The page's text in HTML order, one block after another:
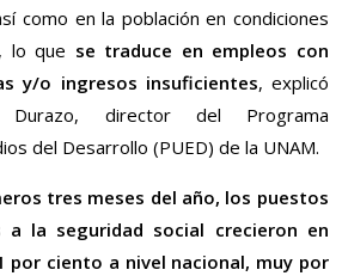
como en la población en condiciones
lo que se traduce en empleos con
y/o ingresos insuficientes, explicó
Durazo, director del Programa
del Desarrollo (PUED) de la UNAM.
tres meses del año, los puestos
la seguridad social crecieron en
por ciento a nivel nacional, muy por